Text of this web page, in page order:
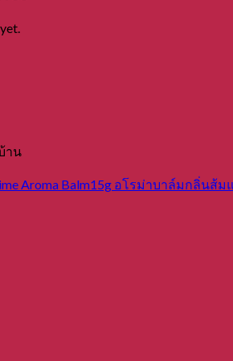
าน
Aroma Balm15g อโรม่าบาล์มกลิ่นส้